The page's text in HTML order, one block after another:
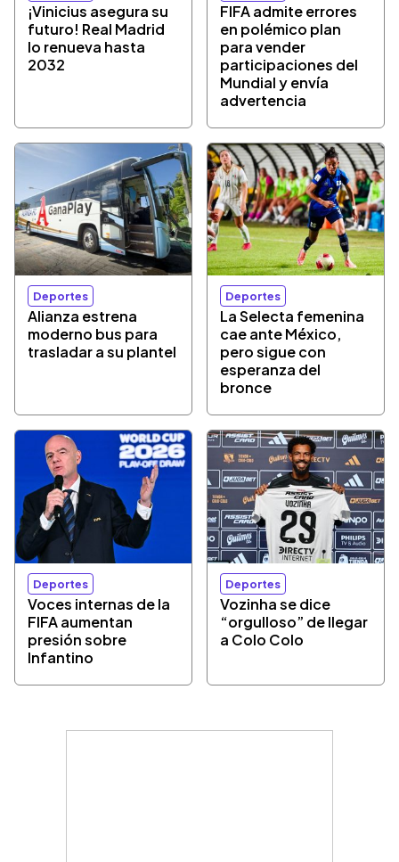
¡Vinicius asegura su
futuro! Real Madrid
lo renueva hasta
2032
FIFA admite errores
en polémico plan
para vender
participaciones del
Mundial y envía
advertencia
Deportes
Alianza estrena
moderno bus para
trasladar a su plantel
Deportes
La Selecta femenina
cae ante México,
pero sigue con
esperanza del
bronce
Deportes
Voces internas de la
FIFA aumentan
presión sobre
Infantino
Deportes
Vozinha se dice
“orgulloso” de llegar
a Colo Colo